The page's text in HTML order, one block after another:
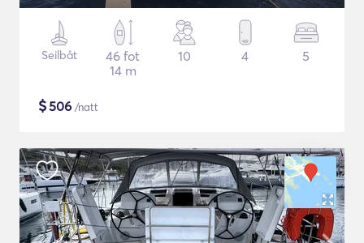
Seilbåt
46 fot
14 m
10 4 5
$506 /natt